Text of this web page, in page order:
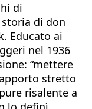
di
di don
Educato ai
nel 1936
“mettere
stretto
risalente a